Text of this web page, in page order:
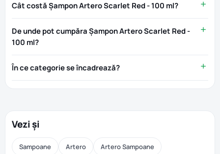
Cât costă Șampon Artero Scarlet Red - 100 ml?
De unde pot cumpăra Șampon Artero Scarlet Red -
100 ml?
În ce categorie se încadrează?
Vezi și
Sampoane Artero Artero Sampoane